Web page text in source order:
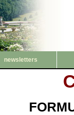
newsletters